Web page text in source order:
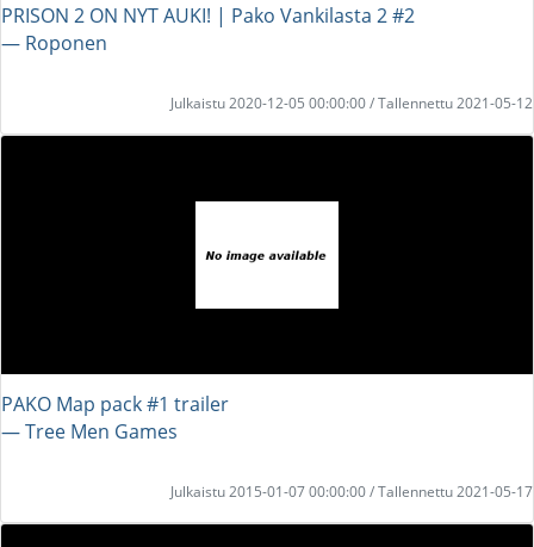
PRISON 2 ON NYT AUKI! | Pako Vankilasta 2 #2
― Roponen
Julkaistu 2020-12-05 00:00:00 / Tallennettu 2021-05-12
PAKO Map pack #1 trailer
― Tree Men Games
Julkaistu 2015-01-07 00:00:00 / Tallennettu 2021-05-17